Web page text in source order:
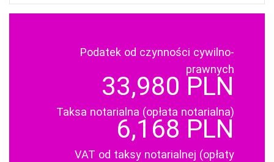
Podatek od czynności cywilno-
prawnych
33,980 PLN
Taksa notarialna (opłata notarialna)
6,168 PLN
VAT od taksy notarialnej (opłaty